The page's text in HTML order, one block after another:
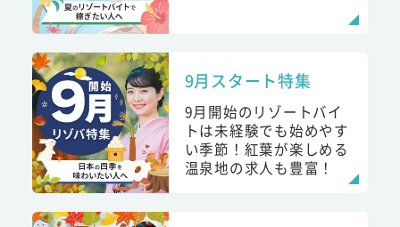
9月スタート特集
9月開始のリゾートバイ
トは未経験でも始めやす
い季節！紅葉が楽しめる
温泉地の求人も豊富！